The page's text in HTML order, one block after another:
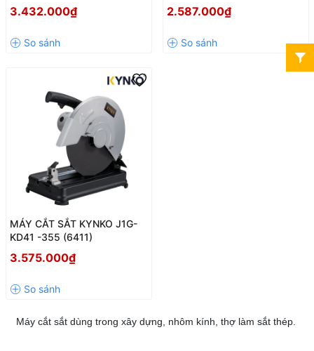
3.432.000₫ 2.587.000₫
MÁY CẮT SẮT KYNKO J1G-
KD41 -355 (6411)
3.575.000₫
Máy cắt sắt dùng trong xây dựng, nhôm kính, thợ làm sắt thép.